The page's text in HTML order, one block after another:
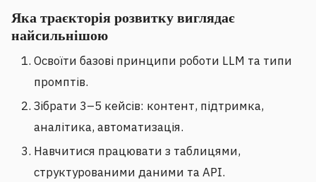
Яка траєкторія розвитку виглядає
найсильнішою
Освоїти базові принципи роботи LLM та типи
промптів.
Зібрати 3–5 кейсів: контент, підтримка,
аналітика, автоматизація.
Навчитися працювати з таблицями,
структурованими даними та API.